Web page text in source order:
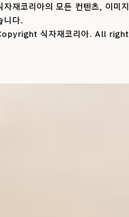
자재코리아의 모든 컨텐츠, 이미
니다.
식자재코리아. All